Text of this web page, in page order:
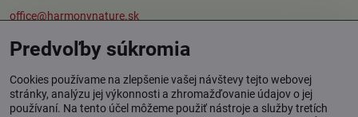
office@harmonynature.sk
O spoločnosti
Harmony Nature s.r.o.
Predvoľby súkromia
Cookies používame na zlepšenie vašej návštevy tejto webovej
stránky, analýzu jej výkonnosti a zhromažďovanie údajov o jej
používaní. Na tento účel môžeme použiť nástroje a služby tretích